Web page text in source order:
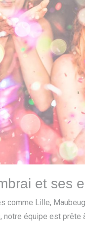
et ses
Lille,
notre équipe est prête